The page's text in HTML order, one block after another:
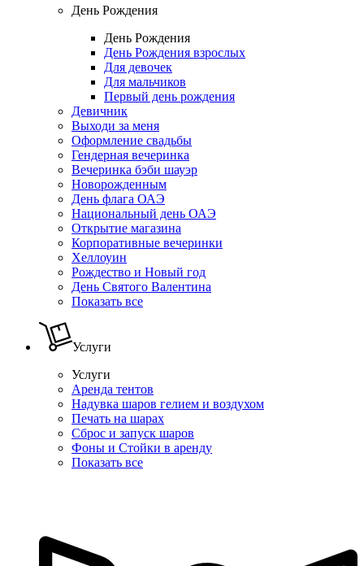
День Рождения
День Рождения
День Рождения взрослых
Для девочек
Для мальчиков
Первый день рождения
Девичник
Выходи за меня
Оформление свадьбы
Гендерная вечеринка
Вечеринка бэби шауэр
Новорожденным
День флага ОАЭ
Национальный день ОАЭ
Открытие магазина
Корпоративные вечеринки
Хеллоуин
Рождество и Новый год
День Святого Валентина
Показать все
Услуги
Услуги
Аренда тентов
Надувка шаров гелием и воздухом
Печать на шарах
Сброс и запуск шаров
Фоны и Стойки в аренду
Показать все